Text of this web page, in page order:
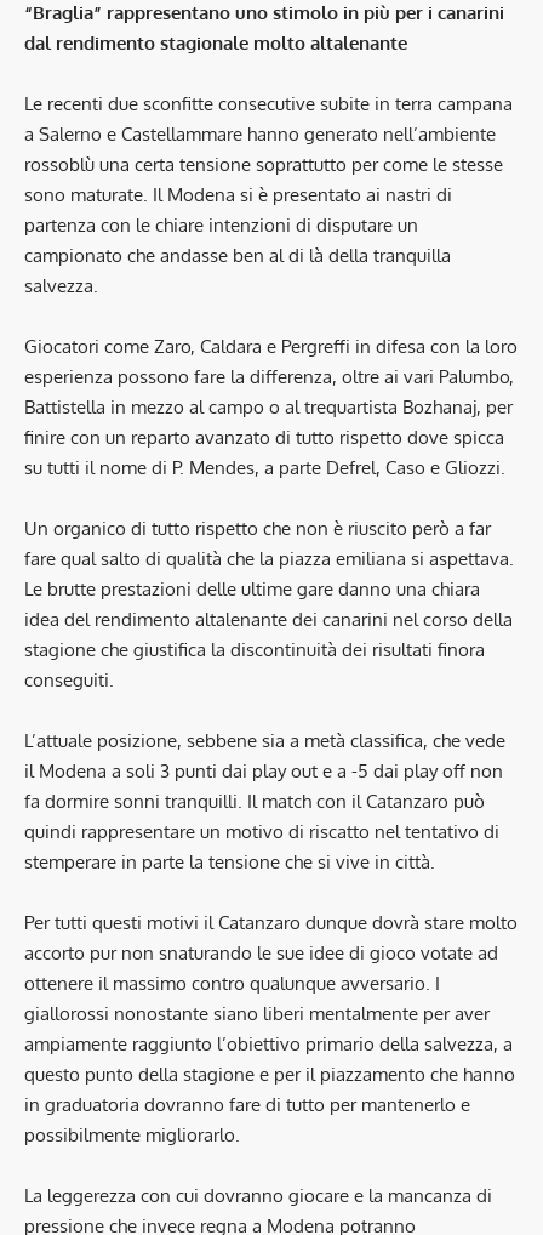
“Braglia” rappresentano uno stimolo in più per i canarini
dal rendimento stagionale molto altalenante
Le recenti due sconfitte consecutive subite in terra campana
a Salerno e Castellammare hanno generato nell’ambiente
rossoblù una certa tensione soprattutto per come le stesse
sono maturate. Il Modena si è presentato ai nastri di
partenza con le chiare intenzioni di disputare un
campionato che andasse ben al di là della tranquilla
salvezza.
Giocatori come Zaro, Caldara e Pergreffi in difesa con la loro
esperienza possono fare la differenza, oltre ai vari Palumbo,
Battistella in mezzo al campo o al trequartista Bozhanaj, per
finire con un reparto avanzato di tutto rispetto dove spicca
su tutti il nome di P. Mendes, a parte Defrel, Caso e Gliozzi.
Un organico di tutto rispetto che non è riuscito però a far
fare qual salto di qualità che la piazza emiliana si aspettava.
Le brutte prestazioni delle ultime gare danno una chiara
idea del rendimento altalenante dei canarini nel corso della
stagione che giustifica la discontinuità dei risultati finora
conseguiti.
L’attuale posizione, sebbene sia a metà classifica, che vede
il Modena a soli 3 punti dai play out e a -5 dai play off non
fa dormire sonni tranquilli. Il match con il Catanzaro può
quindi rappresentare un motivo di riscatto nel tentativo di
stemperare in parte la tensione che si vive in città.
Per tutti questi motivi il Catanzaro dunque dovrà stare molto
accorto pur non snaturando le sue idee di gioco votate ad
ottenere il massimo contro qualunque avversario. I
giallorossi nonostante siano liberi mentalmente per aver
ampiamente raggiunto l’obiettivo primario della salvezza, a
questo punto della stagione e per il piazzamento che hanno
in graduatoria dovranno fare di tutto per mantenerlo e
possibilmente migliorarlo.
La leggerezza con cui dovranno giocare e la mancanza di
pressione che invece regna a Modena potranno